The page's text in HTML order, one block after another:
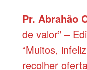
Pr. Abrahão
de valor” –
“Muitos,
recolher